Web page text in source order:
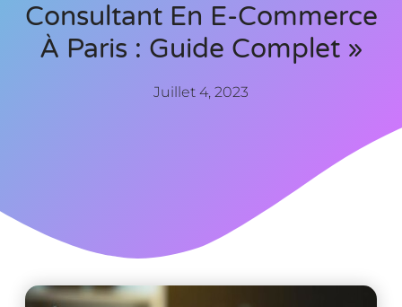
Consultant En E-Commerce
À Paris : Guide Complet »
Juillet 4, 2023